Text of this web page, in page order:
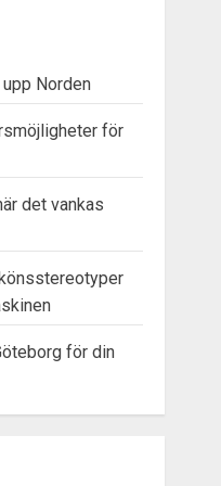
Norden
för
det vankas
för din